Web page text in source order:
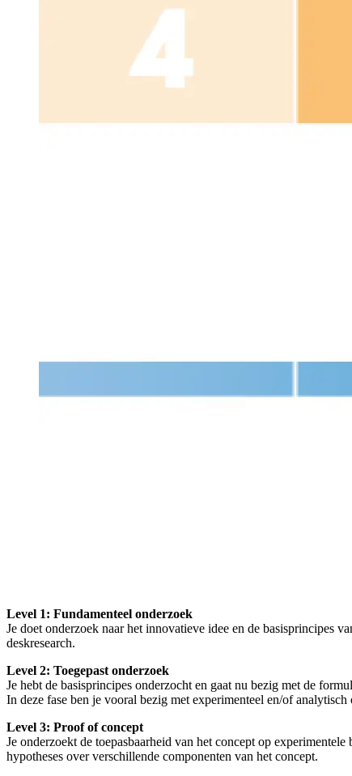
Level 1: Fundamenteel onderzoek
Je doet onderzoek naar het innovatieve idee en de basisprincipes
deskresearch.
Level 2: Toegepast onderzoek
Je hebt de basisprincipes onderzocht en gaat nu bezig met de
In deze fase ben je vooral bezig met experimenteel en/of analytisch
Level 3: Proof of concept
Je onderzoekt de toepasbaarheid van het concept op
hypotheses over verschillende componenten van het concept.